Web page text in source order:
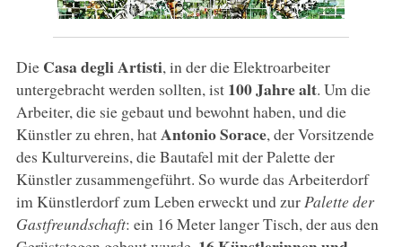
Die Casa degli Artisti, in der die Elektroarbeiter
untergebracht werden sollten, ist100 Jahre alt. Um die
Arbeiter, die sie gebaut und bewohnt haben, und die
Künstler zu ehren, hatAntonio Sorace, der Vorsitzende
des Kulturvereins, die Bautafel mit der Palette der
Künstler zusammengeführt. So wurde das Arbeiterdorf
im Künstlerdorf zum Leben erweckt und zur Palette der
Gastfreundschaft: ein 16 Meter langer Tisch, der aus den